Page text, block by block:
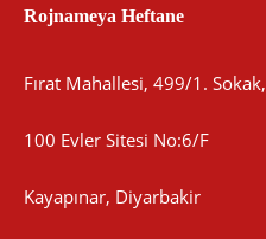
Rojnameya Heftane
Fırat Mahallesi, 499/1. Sokak,
100 Evler Sitesi No:6/F
Kayapınar, Diyarbakir